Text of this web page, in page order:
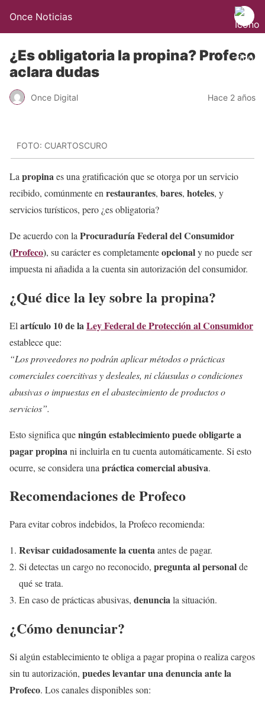
Once Noticias
¿Es obligatoria la propina? Profeco
aclara dudas
Once Digital Hace 2 años
FOTO: CUARTOSCURO
La propinaes una gratificación que se otorga por un servicio
recibido, comúnmente en restaurantes, bares, hoteles, y
servicios turísticos, pero ¿es obligatoria?
De acuerdo con la Procuraduría Federal del Consumidor
(Profeco), su carácter es completamenteopcionaly no puede ser
impuesta ni añadida a la cuenta sin autorización del consumidor.
¿Qué dice la ley sobre la propina?
El artículo 10 de la Ley Federal de Protección al Consumidor
establece que:
“Los proveedores no podrán aplicar métodos o prácticas
comerciales coercitivas y desleales, ni cláusulas o condiciones
abusivas o impuestas en el abastecimiento de productos o
servicios”.
Esto significa queningún establecimiento puede obligarte a
pagar propina ni incluirla en tu cuenta automáticamente. Si esto
ocurre, se considera una práctica comercial abusiva.
Recomendaciones de Profeco
Para evitar cobros indebidos, la Profeco recomienda:
Revisar cuidadosamente la cuentaantes de pagar.
Si detectas un cargo no reconocido, pregunta al personalde
qué se trata.
En caso de prácticas abusivas, denunciala situación.
¿Cómo denunciar?
Si algún establecimiento te obliga a pagar propina o realiza cargos
sin tu autorización, puedes levantar una denuncia ante la
Profeco. Los canales disponibles son: